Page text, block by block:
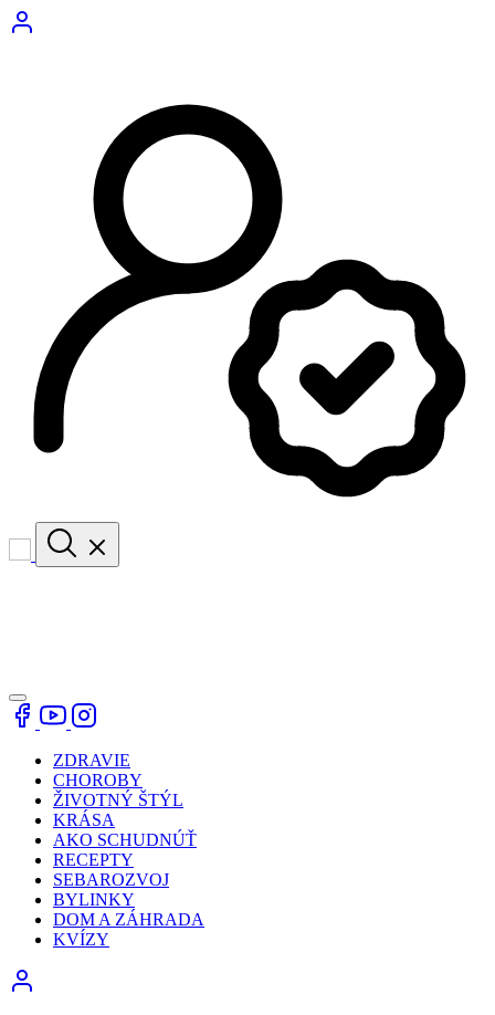
ZDRAVIE
CHOROBY
ŽIVOTNÝ ŠTÝL
KRÁSA
AKO SCHUDNÚŤ
RECEPTY
SEBAROZVOJ
BYLINKY
DOM A ZÁHRADA
KVÍZY